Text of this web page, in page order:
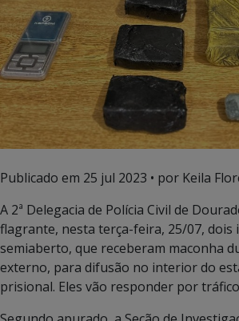
Publicado em 25 jul 2023 • por Keila
A 2ª Delegacia de Polícia Civil de
flagrante, nesta terça-feira, 25/07,
semiaberto, que receberam maconha
externo, para difusão no interior do
prisional. Eles vão responder por